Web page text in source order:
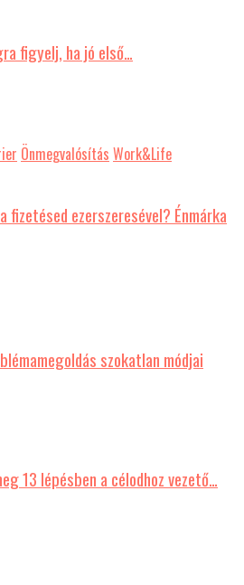
figyelj, ha jó első…
Önmegvalósítás Work&Life
fizetésed ezerszeresével? Énmárka
szokatlan módjai
13 lépésben a célodhoz vezető…